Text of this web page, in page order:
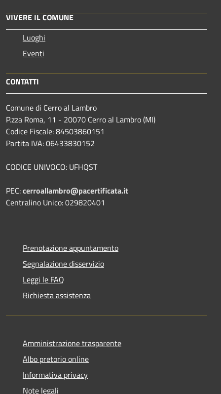
VIVERE IL COMUNE
Luoghi
Eventi
CONTATTI
Comune di Cerro al Lambro
P.zza Roma, 11 - 20070 Cerro al Lambro (MI)
Codice Fiscale: 84503860151
Partita IVA: 06433830152
CODICE UNIVOCO: UFHQST
PEC:cerroallambro@pacertificata.it
Centralino Unico: 029820401
Prenotazione appuntamento
Segnalazione disservizio
Leggi le FAQ
Richiesta assistenza
Amministrazione trasparente
Albo pretorio online
Informativa privacy
Note legali